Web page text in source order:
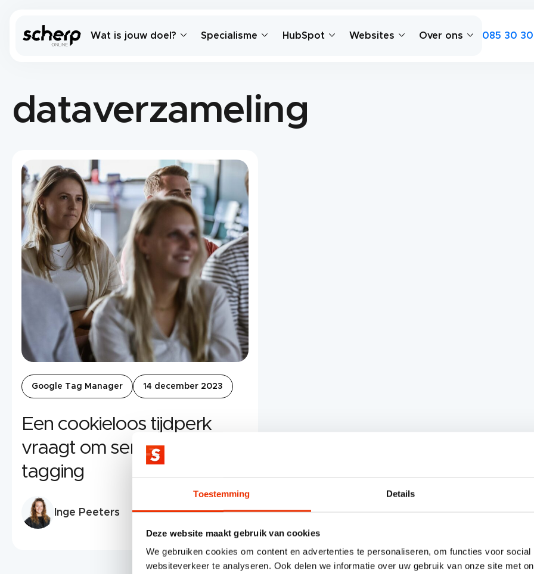
Toestemming Details
Deze website maakt gebruik van cookies
We gebruiken cookies om content en advertenties te personaliseren, om functies voor
websiteverkeer te analyseren. Ook delen we informatie over uw gebruik van onze site met
Wat is jouw doel? Specialisme HubSpot Websites Over ons 085 30
dataverzameling
Google Tag Manager 14 december 2023
Een cookieloos tijdperk
vraagt om server-side
tagging
Inge Peeters